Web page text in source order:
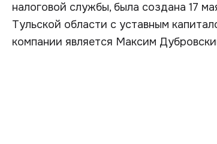
налоговой службы, была создана 17
Тульской области с уставным
компании является Максим